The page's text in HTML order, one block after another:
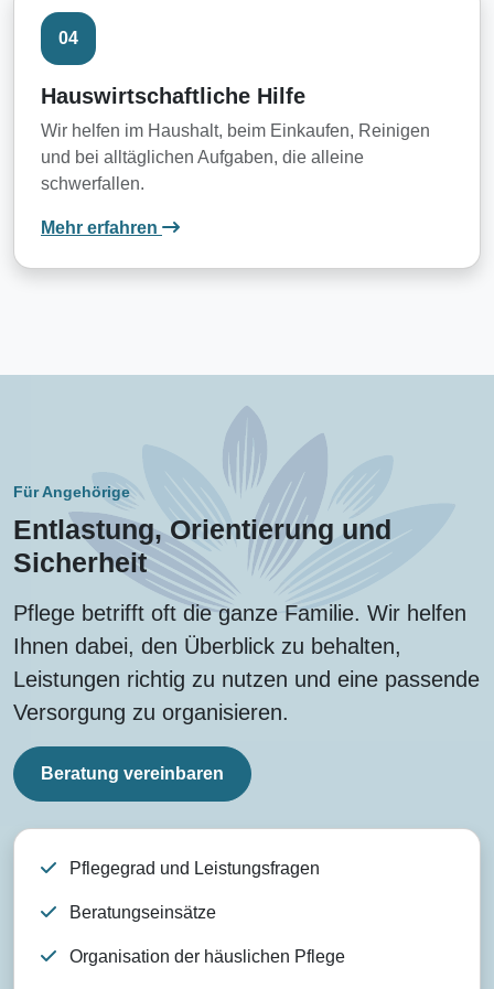
04
Hauswirtschaftliche Hilfe
Wir helfen im Haushalt, beim Einkaufen, Reinigen
und bei alltäglichen Aufgaben, die alleine
schwerfallen.
Mehr erfahren : Hauswirtschaftliche Hilfe
Für Angehörige
Entlastung, Orientierung und
Sicherheit
Pflege betrifft oft die ganze Familie. Wir helfen
Ihnen dabei, den Überblick zu behalten,
Leistungen richtig zu nutzen und eine passende
Versorgung zu organisieren.
Beratung vereinbaren (öffnet das Kontaktformular)
Pflegegrad und Leistungsfragen
Beratungseinsätze
Organisation der häuslichen Pflege